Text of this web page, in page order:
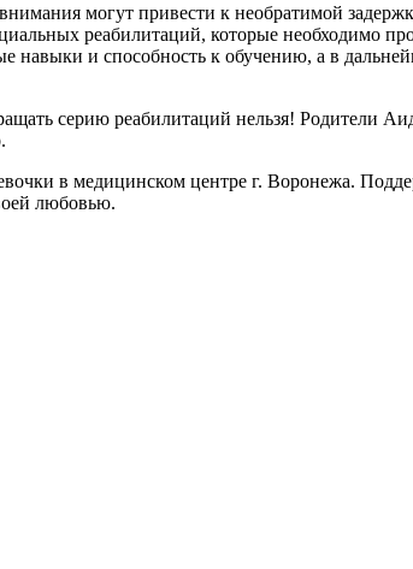
могут привести к необратимой
реабилитаций, которые необходимо
и способность к обучению, а в
серию реабилитаций нельзя! Родители
в медицинском центре г. Воронежа.
любовью.